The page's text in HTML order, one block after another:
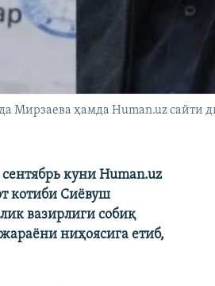
Мирзаева ҳамда Human.uz сайти
куни Human.uz
котиби Сиёвуш
вазирлиги собиқ
ниҳоясига етиб,